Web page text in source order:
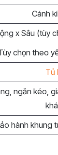
Cánh
x Sâu (tùy
chọn theo
Tủ
ngăn kéo,
hành khung